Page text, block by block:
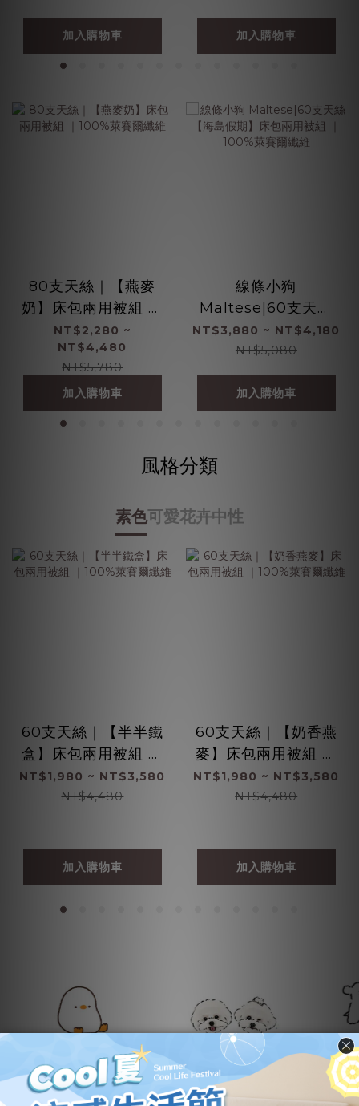
加入購物車 加入購物車
80支天絲｜【燕麥
奶】床包兩用被組 ｜
100%萊賽爾纖維
NT$2,280 ~
NT$4,480
NT$5,780
加入購物車
線條小狗
Maltese|60支天絲
【海島假期】床包兩
用被組 ｜100%萊賽
爾纖維
NT$3,880 ~ NT$4,180
NT$5,080
加入購物車
風格分類
素色可愛花卉中性
60支天絲｜【半半鐵
盒】床包兩用被組 ｜
100%萊賽爾纖維
NT$1,980 ~ NT$3,580
NT$4,480
加入購物車
60支天絲｜【奶香燕
麥】床包兩用被組 ｜
100%萊賽爾纖維
NT$1,980 ~ NT$3,580
NT$4,480
加入購物車